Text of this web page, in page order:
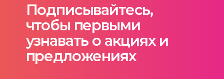
Подписывайтесь,
чтобы первыми
узнавать о акциях и
предложениях